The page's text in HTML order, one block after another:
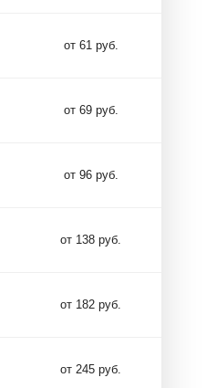
от 61 руб.
от 69 руб.
от 96 руб.
от 138 руб.
от 182 руб.
от 245 руб.